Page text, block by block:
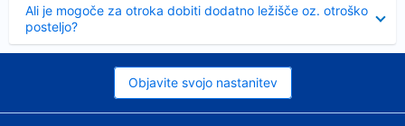
Ali je mogoče za otroka dobiti dodatno ležišče oz. otroško
posteljo?
Objavite svojo nastanitev